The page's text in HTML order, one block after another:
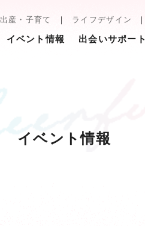
出産・子育て ライフデザイン
イベント情報 出会いサポート
イベント情報